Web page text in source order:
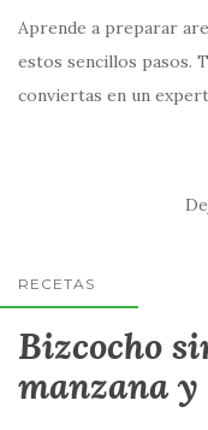
Aprende a preparar
estos sencillos pasos.
conviertas en un
RECETAS
Bizcocho
manzana y